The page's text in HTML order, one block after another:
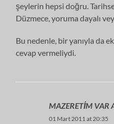
şeylerin hepsi doğru.
Düzmece, yoruma dayalı
Bu nedenle, bir yanıyla da
cevap vermeliydi.
MAZERETİM VAR
01 Mart 2011 at 20:35